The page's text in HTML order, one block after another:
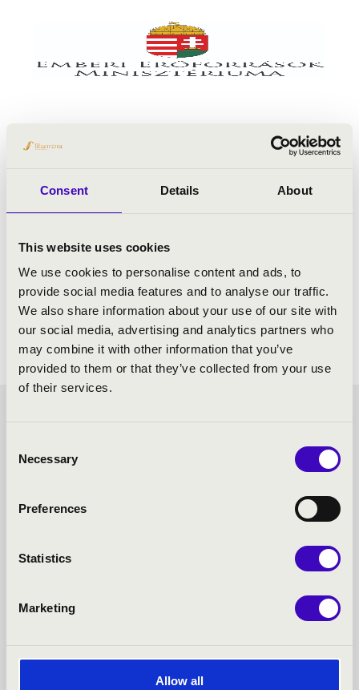
Consent Details About
This website uses cookies
We use cookies to personalise content and ads, to
provide social media features and to analyse our traffic.
We also share information about your use of our site with
our social media, advertising and analytics partners who
may combine it with other information that you’ve
provided to them or that they’ve collected from your use
of their services.
Selection
Necessary
Preferences
Statistics
Marketing
Allow all
KECSKEMÉT - TOVÁBBI
KONCERTEK